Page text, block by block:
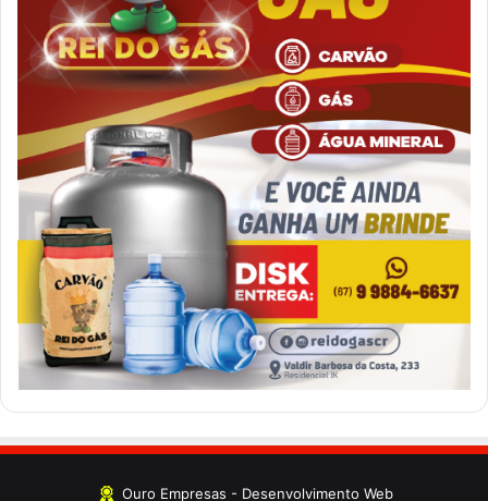
Ouro Empresas - Desenvolvimento Web